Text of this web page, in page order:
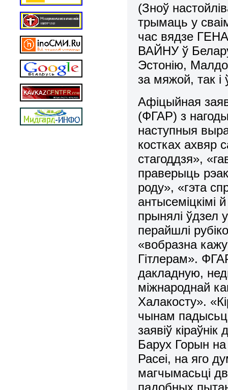
(Зноў
трымаць у
час вядзе
ВАЙНУ ў
Эстонію,
за мяжой, так
Афіцыйная
(ФГАР) з
наступныя
костках ахвяр
стагоддзя»,
праверыць
роду», «гэта
антысеміцкімі
прынялі ўдзел
перайшлі
«вобразна
Гітлерам».
дакладную,
міжнароднай
Халакосту».
чынам
заявіў
Барух Горын
Расеі, на яго
магчымасьці
падобных